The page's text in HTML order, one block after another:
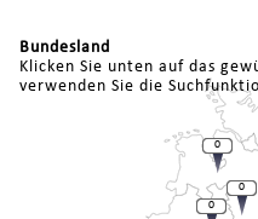
Bundesland
Klicken Sie unten auf das
verwenden Sie die
0
0
0